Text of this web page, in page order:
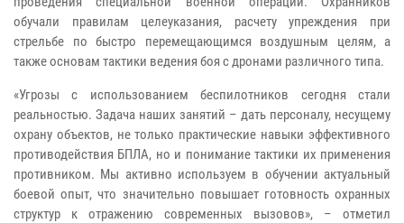
обучали правилам целеуказания, расчету упреждения при
стрельбе по быстро перемещающимся воздушным целям, а
также основам тактики ведения боя с дронами различного типа.
«Угрозы с использованием беспилотников сегодня стали
реальностью. Задача наших занятий – дать персоналу, несущему
охрану объектов, не только практические навыки эффективного
противодействия БПЛА, но и понимание тактики их применения
противником. Мы активно используем в обучении актуальный
боевой опыт, что значительно повышает готовность охранных
структур к отражению современных вызовов», – отметил